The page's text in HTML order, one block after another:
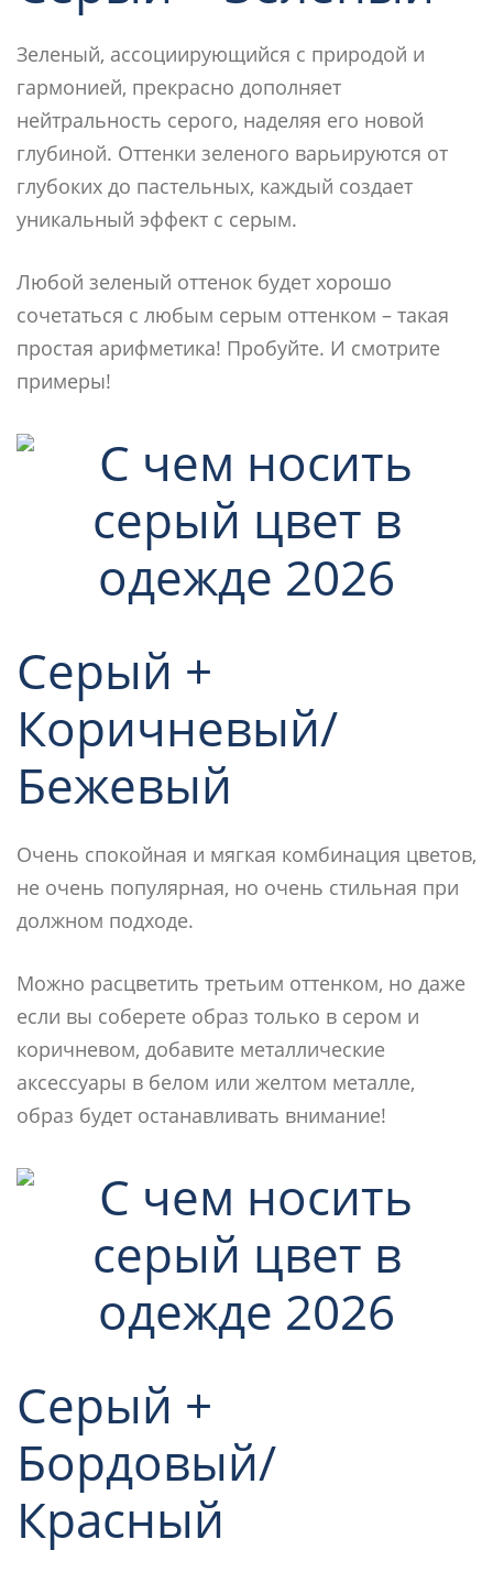
Зеленый, ассоциирующийся с природой и
гармонией, прекрасно дополняет
нейтральность серого, наделяя его новой
глубиной. Оттенки зеленого варьируются от
глубоких до пастельных, каждый создает
уникальный эффект с серым.
Любой зеленый оттенок будет хорошо
сочетаться с любым серым оттенком – такая
простая арифметика! Пробуйте. И смотрите
примеры!
Серый +
Коричневый/
Бежевый
Очень спокойная и мягкая комбинация цветов,
не очень популярная, но очень стильная при
должном подходе.
Можно расцветить третьим оттенком, но даже
если вы соберете образ только в сером и
коричневом, добавите металлические
аксессуары в белом или желтом металле,
образ будет останавливать внимание!
Серый +
Бордовый/
Красный